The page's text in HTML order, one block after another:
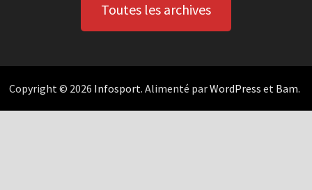
Toutes les archives
Copyright © 2026 Infosport. Alimenté parWordPress et Bam.